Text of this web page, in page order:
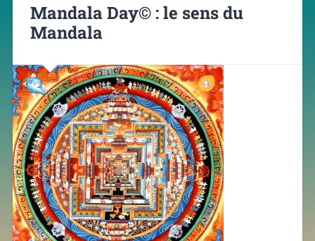
Mandala Day© : le sens du
Mandala